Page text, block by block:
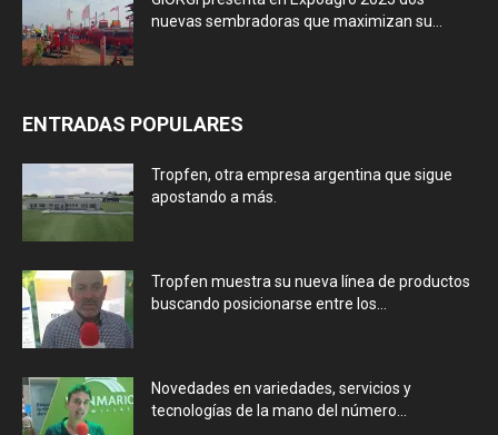
nuevas sembradoras que maximizan su...
ENTRADAS POPULARES
Tropfen, otra empresa argentina que sigue
apostando a más.
Tropfen muestra su nueva línea de productos
buscando posicionarse entre los...
Novedades en variedades, servicios y
tecnologías de la mano del número...